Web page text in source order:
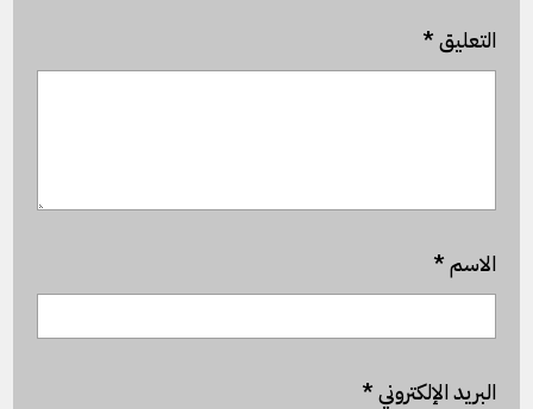
التعليق*
الاسم*
البريد الإلكتروني*